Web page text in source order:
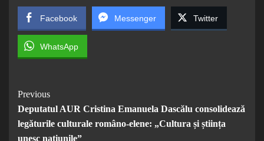
Facebook Messenger Twitter
WhatsApp
Post
Navigation
Previous
Deputatul AUR Cristina Emanuela Dascălu consolidează
legăturile culturale româno-elene: „Cultura și știința
unesc națiunile”